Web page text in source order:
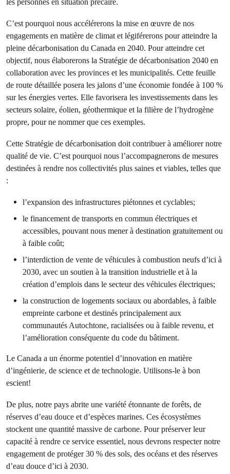
C’est pourquoi nous accélérerons la mise en œuvre de nos
engagements en matière de climat et légiférerons pour atteindre la
pleine décarbonisation du Canada en 2040. Pour atteindre cet
objectif, nous élaborerons la Stratégie de décarbonisation 2040 en
collaboration avec les provinces et les municipalités. Cette feuille
de route détaillée posera les jalons d’une économie fondée à 100 %
sur les énergies vertes. Elle favorisera les investissements dans les
secteurs solaire, éolien, géothermique et la filière de l’hydrogène
propre, pour ne nommer que ces exemples.
Cette Stratégie de décarbonisation doit contribuer à améliorer notre
qualité de vie. C’est pourquoi nous l’accompagnerons de mesures
destinées à rendre nos collectivités plus saines et viables, telles que
:
l’expansion des infrastructures piétonnes et cyclables;
le financement de transports en commun électriques et
accessibles, pouvant nous mener à destination gratuitement ou
à faible coût;
l’interdiction de vente de véhicules à combustion neufs d’ici à
2030, avec un soutien à la transition industrielle et à la
création d’emplois dans le secteur des véhicules électriques;
la construction de logements sociaux ou abordables, à faible
empreinte carbone et destinés principalement aux
communautés Autochtone, racialisées ou à faible revenu, et
l’amélioration conséquente du code du bâtiment.
Le Canada a un énorme potentiel d’innovation en matière
d’ingénierie, de science et de technologie. Utilisons-le à bon
escient!
De plus, notre pays abrite une variété étonnante de forêts, de
réserves d’eau douce et d’espèces marines. Ces écosystèmes
stockent une quantité massive de carbone. Pour préserver leur
capacité à rendre ce service essentiel, nous devrons respecter notre
engagement de protéger 30 % des sols, des océans et des réserves
d’eau douce d’ici à 2030.